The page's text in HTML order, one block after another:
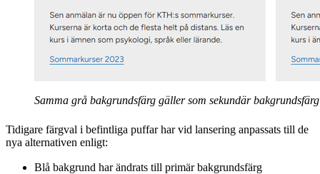
Samma grå bakgrundsfärg gäller som sekundär
Tidigare färgval i befintliga puffar har vid lansering anpassats till de
nya alternativen enligt:
Blå bakgrund har ändrats till primär bakgrundsfärg